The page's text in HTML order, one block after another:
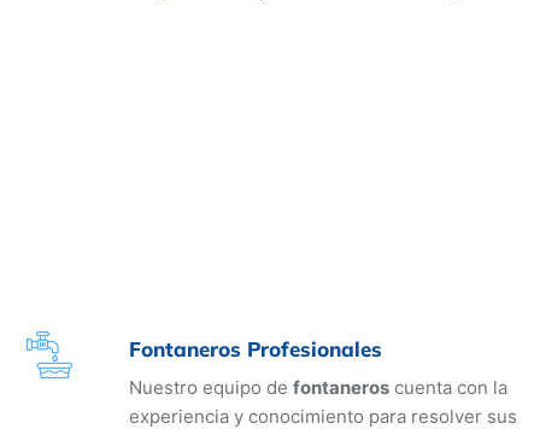
Fontaneros Profesionales
Nuestro equipo de fontaneros cuenta con la
experiencia y conocimiento para resolver sus